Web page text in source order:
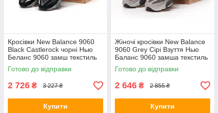
Кросівки New Balance 9060
Black Castlerock чорні Нью
Беланс 9060 замш текстиль
шкіра демісезон унісекс
Готово до відправки
2 726 ₴ 3 227 ₴
Купити
Жіночі кросівки New Balance
9060 Grey Сірі Взуття Нью
Баланс 9060 замша текстиль
демісезон
Готово до відправки
2 646 ₴ 2 855 ₴
Купити